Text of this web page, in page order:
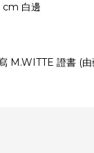
cm 白邊
M.WITTE 證書 (